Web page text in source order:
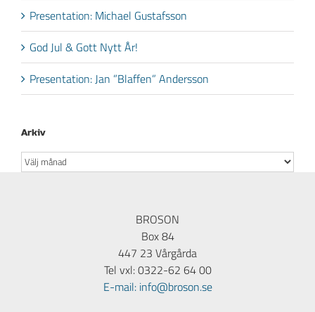
Presentation: Michael Gustafsson
God Jul & Gott Nytt År!
Presentation: Jan ”Blaffen” Andersson
Arkiv
Arkiv
BROSON
Box 84
447 23 Vårgårda
Tel vxl: 0322-62 64 00
E-mail: info@broson.se